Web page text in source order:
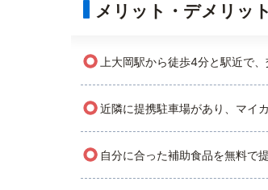
メリット・デメリット
○ 上大岡駅から徒歩4分と駅近で
○近隣に提携駐車場があり、マイ
○ 自分に合った補助食品を無料で